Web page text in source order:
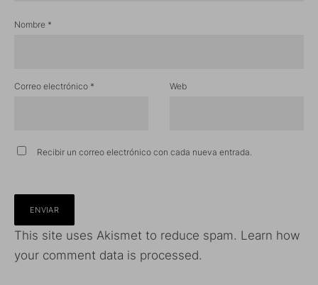
Nombre *
Correo electrónico * Web
Recibir un correo electrónico con cada nueva entrada.
This site uses Akismet to reduce spam. Learn how
your comment data is processed.